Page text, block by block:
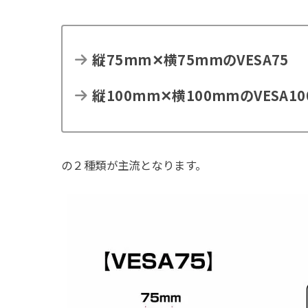
縦75mm✕横75mmのVESA75
縦100mm✕横100mmの
の２種類が主流となります。